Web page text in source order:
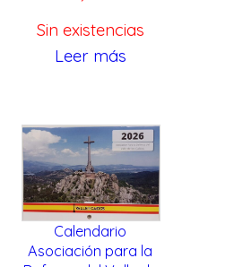
Sin existencias
Leer más
Calendario
Asociación para la